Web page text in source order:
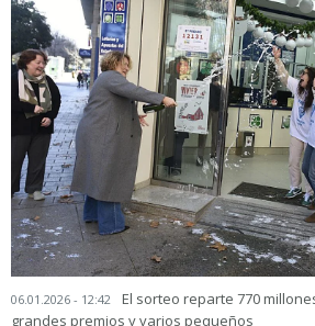
06.01.2026 - 12:42
El sorteo reparte 770
grandes premios y varios pequeños